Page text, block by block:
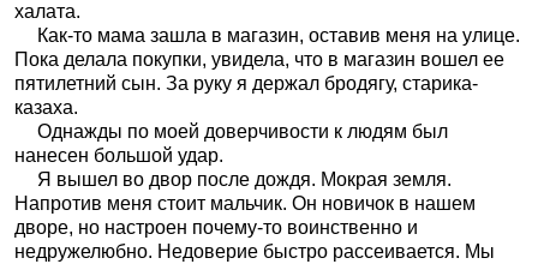
халата.
Как-то мама зашла в магазин, оставив меня на улице.
Пока делала покупки, увидела, что в магазин вошел ее
пятилетний сын. За руку я держал бродягу, старика-
казаха.
Однажды по моей доверчивости к людям был
нанесен большой удар.
Я вышел во двор после дождя. Мокрая земля.
Напротив меня стоит мальчик. Он новичок в нашем
дворе, но настроен почему-то воинственно и
недружелюбно. Недоверие быстро рассеивается. Мы